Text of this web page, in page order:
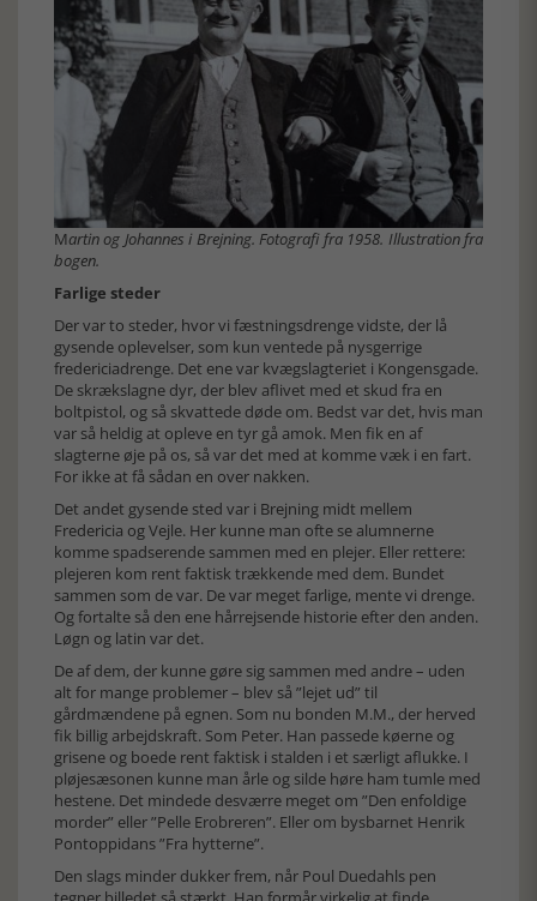
Martin og Johannes i Brejning. Fotografi fra 1958. Illustration fra
bogen.
Farlige steder
Der var to steder, hvor vi fæstningsdrenge vidste, der lå
gysende oplevelser, som kun ventede på nysgerrige
fredericiadrenge. Det ene var kvægslagteriet i Kongensgade.
De skrækslagne dyr, der blev aflivet med et skud fra en
boltpistol, og så skvattede døde om. Bedst var det, hvis man
var så heldig at opleve en tyr gå amok. Men fik en af
slagterne øje på os, så var det med at komme væk i en fart.
For ikke at få sådan en over nakken.
Det andet gysende sted var i Brejning midt mellem
Fredericia og Vejle. Her kunne man ofte se alumnerne
komme spadserende sammen med en plejer. Eller rettere:
plejeren kom rent faktisk trækkende med dem. Bundet
sammen som de var. De var meget farlige, mente vi drenge.
Og fortalte så den ene hårrejsende historie efter den anden.
Løgn og latin var det.
De af dem, der kunne gøre sig sammen med andre – uden
alt for mange problemer – blev så ”lejet ud” til
gårdmændene på egnen. Som nu bonden M.M., der herved
fik billig arbejdskraft. Som Peter. Han passede køerne og
grisene og boede rent faktisk i stalden i et særligt aflukke. I
pløjesæsonen kunne man årle og silde høre ham tumle med
hestene. Det mindede desværre meget om ”Den enfoldige
morder” eller ”Pelle Erobreren”. Eller om bysbarnet Henrik
Pontoppidans ”Fra hytterne”.
Den slags minder dukker frem, når Poul Duedahls pen